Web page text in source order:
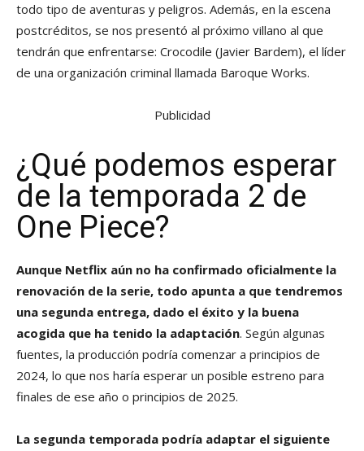
todo tipo de aventuras y peligros. Además, en la escena
postcréditos, se nos presentó al próximo villano al que
tendrán que enfrentarse: Crocodile (Javier Bardem), el líder
de una organización criminal llamada Baroque Works.
Publicidad
¿Qué podemos esperar
de la temporada 2 de
One Piece?
Aunque Netflix aún no ha confirmado oficialmente la
renovación de la serie, todo apunta a que tendremos
una segunda entrega, dado el éxito y la buena
acogida que ha tenido la adaptación. Según algunas
fuentes, la producción podría comenzar a principios de
2024, lo que nos haría esperar un posible estreno para
finales de ese año o principios de 2025.
La segunda temporada podría adaptar el siguiente